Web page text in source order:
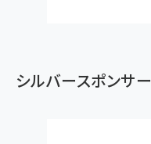
シルバースポンサー